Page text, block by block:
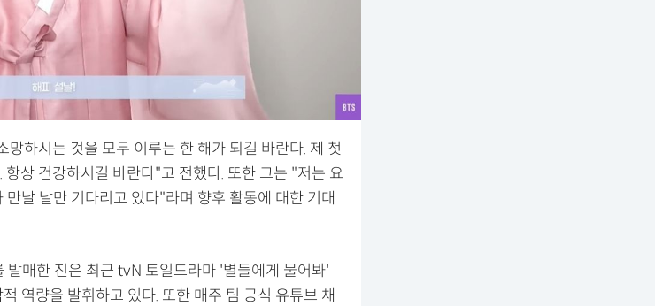
하시는 것을 모두 이루는 한 해가 되길 바란다. 제 첫
상 건강하시길 바란다"고 전했다. 또한 그는 "저는 요
날 날만 기다리고 있다"라며 향후 활동에 대한 기대
매한 진은 최근 tvN 토일드라마 '별들에게 물어봐'
역량을 발휘하고 있다. 또한 매주 팀 공식 유튜브 채